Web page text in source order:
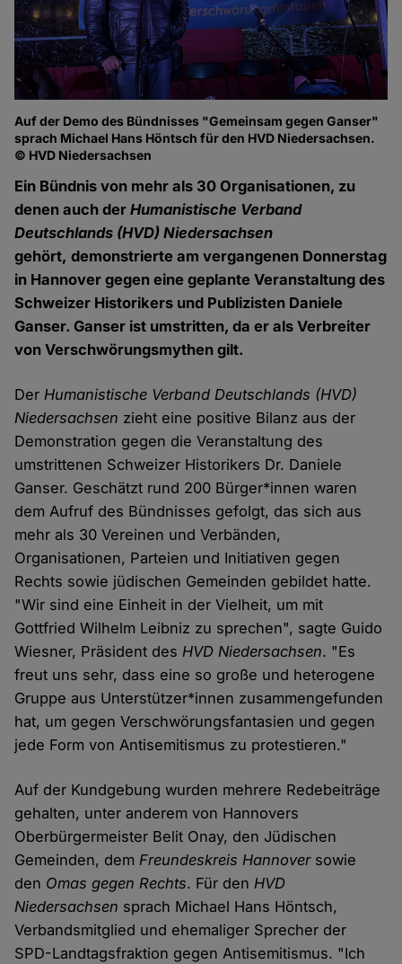
Auf der Demo des Bündnisses "Gemeinsam gegen Ganser"
sprach Michael Hans Höntsch für den HVD Niedersachsen.
© HVD Niedersachsen
Ein Bündnis von mehr als 30 Organisationen, zu
denen auch derHumanistische Verband
Deutschlands (HVD) Niedersachsen
gehört, demonstrierte am vergangenen Donnerstag
in Hannover gegen eine geplante Veranstaltung des
Schweizer Historikers und Publizisten Daniele
Ganser. Ganser ist umstritten, da er als Verbreiter
von Verschwörungsmythen gilt.
DerHumanistische Verband Deutschlands (HVD)
Niedersachsen zieht eine positive Bilanz aus der
Demonstration gegen die Veranstaltung des
umstrittenen Schweizer Historikers Dr. Daniele
Ganser. Geschätzt rund 200 Bürger*innen waren
dem Aufruf des Bündnisses gefolgt, das sich aus
mehr als 30 Vereinen und Verbänden,
Organisationen, Parteien und Initiativen gegen
Rechts sowie jüdischen Gemeinden gebildet hatte.
"Wir sind eine Einheit in der Vielheit, um mit
Gottfried Wilhelm Leibniz zu sprechen", sagte Guido
Wiesner, Präsident desHVD Niedersachsen. "Es
freut uns sehr, dass eine so große und heterogene
Gruppe aus Unterstützer*innen zusammengefunden
hat, um gegen Verschwörungsfantasien und gegen
jede Form von Antisemitismus zu protestieren."
Auf der Kundgebung wurden mehrere Redebeiträge
gehalten, unter anderem von Hannovers
Oberbürgermeister Belit Onay, den Jüdischen
Gemeinden, demFreundeskreis Hannoversowie
den Omas gegen Rechts. Für denHVD
Niedersachsen sprach Michael Hans Höntsch,
Verbandsmitglied und ehemaliger Sprecher der
SPD-Landtagsfraktion gegen Antisemitismus. "Ich